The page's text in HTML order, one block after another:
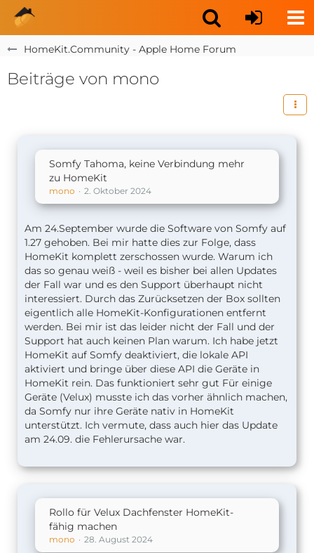
HomeKit.Community - Apple Home Forum
Beiträge von mono
Somfy Tahoma, keine Verbindung mehr
zu HomeKit
mono 2. Oktober 2024
Am 24.September wurde die Software von Somfy auf
1.27 gehoben. Bei mir hatte dies zur Folge, dass
HomeKit komplett zerschossen wurde. Warum ich
das so genau weiß - weil es bisher bei allen Updates
der Fall war und es den Support überhaupt nicht
interessiert. Durch das Zurücksetzen der Box sollten
eigentlich alle HomeKit-Konfigurationen entfernt
werden. Bei mir ist das leider nicht der Fall und der
Support hat auch keinen Plan warum. Ich habe jetzt
HomeKit auf Somfy deaktiviert, die lokale API
aktiviert und bringe über diese API die Geräte in
HomeKit rein. Das funktioniert sehr gut Für einige
Geräte (Velux) musste ich das vorher ähnlich machen,
da Somfy nur ihre Geräte nativ in HomeKit
unterstützt. Ich vermute, dass auch hier das Update
am 24.09. die Fehlerursache war.
Rollo für Velux Dachfenster HomeKit-
fähig machen
mono 28. August 2024